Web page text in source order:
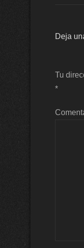
Deja
Tu
*